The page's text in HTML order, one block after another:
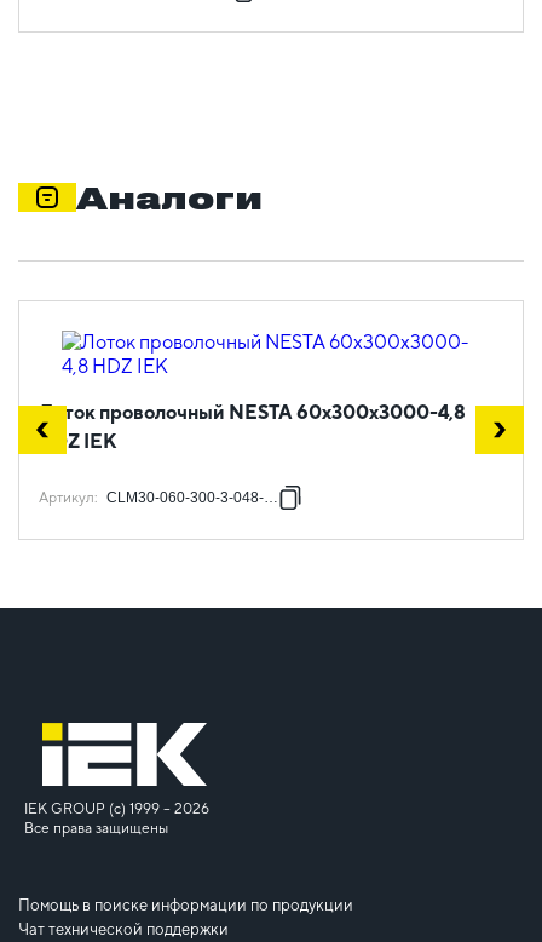
Аналоги
Лоток проволочный NESTA 60х300х3000-4,8
HDZ IEK
Артикул: CLM30-060-300-3-048-HDZ
IEK GROUP (c) 1999 – 2026
Все права защищены
Помощь в поиске информации по продукции
Чат технической поддержки